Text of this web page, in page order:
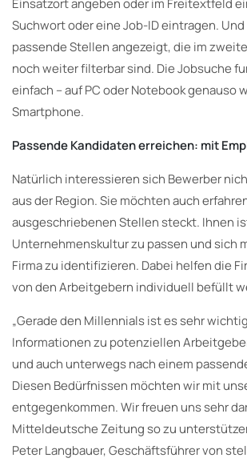
Suchwort oder eine Job-ID eintragen.
passende Stellen angezeigt, die im
noch weiter filterbar sind. Die Jobsuche
einfach – auf PC oder Notebook genauso
Smartphone.
Passende Kandidaten erreichen: mit
Natürlich interessieren sich Bewerber
aus der Region. Sie möchten auch
ausgeschriebenen Stellen steckt. Ihnen
Unternehmenskultur zu passen und sich
Firma zu identifizieren. Dabei helfen die
von den Arbeitgebern individuell befüllt
„Gerade den Millennials ist es sehr
Informationen zu potenziellen
und auch unterwegs nach einem
Diesen Bedürfnissen möchten wir mit
entgegenkommen. Wir freuen uns sehr
Mitteldeutsche Zeitung so zu
Peter Langbauer, Geschäftsführer von